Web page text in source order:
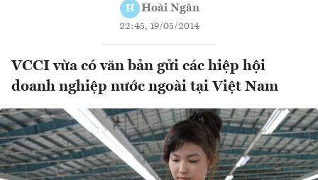
H Hoài Ngân
22:45, 19/05/2014
VCCI vừa có văn bản gửi các hiệp hội
doanh nghiệp nước ngoài tại Việt Nam